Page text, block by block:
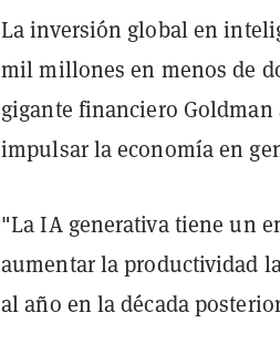
La inversión global en
mil millones en menos de
gigante financiero
impulsar la economía en
"La IA generativa tiene un
aumentar la productividad
al año en la década